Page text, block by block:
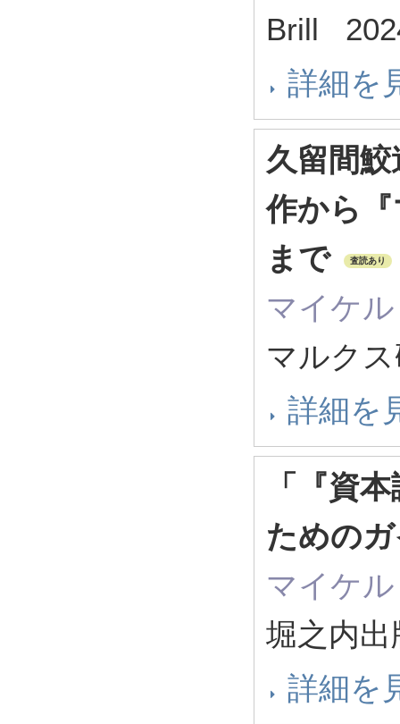
Brill
詳細を
久留間
作から
まで
査読あり
マイケ
マルク
詳細を
「『資
ための
マイケ
堀之内
詳細を